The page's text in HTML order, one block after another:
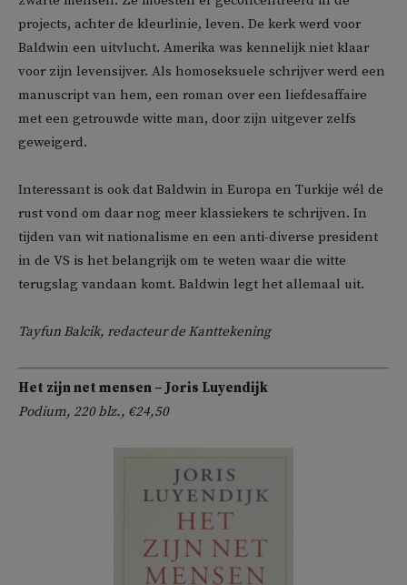
projects, achter de kleurlinie, leven. De kerk werd voor
Baldwin een uitvlucht. Amerika was kennelijk niet klaar
voor zijn levensijver. Als homoseksuele schrijver werd een
manuscript van hem, een roman over een liefdesaffaire
met een getrouwde witte man, door zijn uitgever zelfs
geweigerd.
Interessant is ook dat Baldwin in Europa en Turkije wél de
rust vond om daar nog meer klassiekers te schrijven. In
tijden van wit nationalisme en een anti-diverse president
in de VS is het belangrijk om te weten waar die witte
terugslag vandaan komt. Baldwin legt het allemaal uit.
Tayfun Balcik, redacteur de Kanttekening
Het zijn net mensen – Joris Luyendijk
Podium, 220 blz., €24,50